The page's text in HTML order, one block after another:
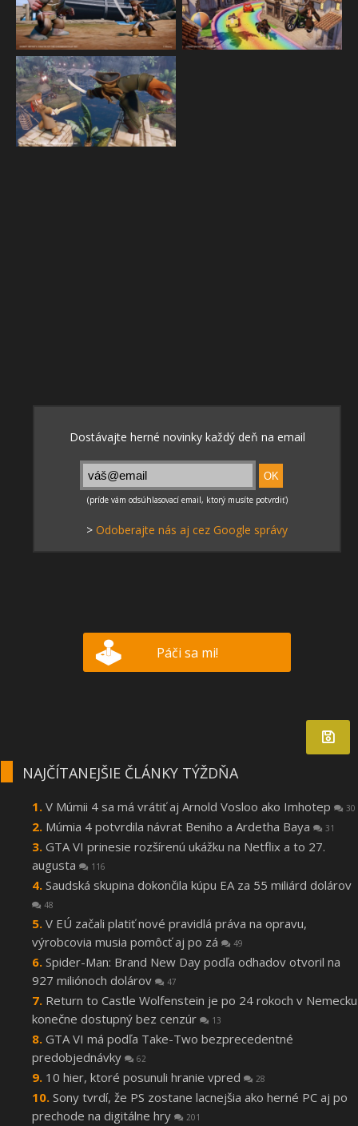
> Odoberajte nás aj cez Google správy
Páči sa mi!
NAJČÍTANEJŠIE ČLÁNKY TÝŽDŇA
V Múmii 4 sa má vrátiť aj Arnold Vosloo ako Imhotep 30
Múmia 4 potvrdila návrat Beniho a Ardetha Baya 31
GTA VI prinesie rozšírenú ukážku na Netflix a to 27.
augusta
116
Saudská skupina dokončila kúpu EA za 55 miliárd dolárov
48
V EÚ začali platiť nové pravidlá práva na opravu,
výrobcovia musia pomôcť aj po zá
49
Spider-Man: Brand New Day podľa odhadov otvoril na
927 miliónoch dolárov
47
Return to Castle Wolfenstein je po 24 rokoch v Nemecku
konečne dostupný bez cenzúr
13
GTA VI má podľa Take-Two bezprecedentné
predobjednávky
62
10 hier, ktoré posunuli hranie vpred 28
Sony tvrdí, že PS zostane lacnejšia ako herné PC aj po
prechode na digitálne hry
201